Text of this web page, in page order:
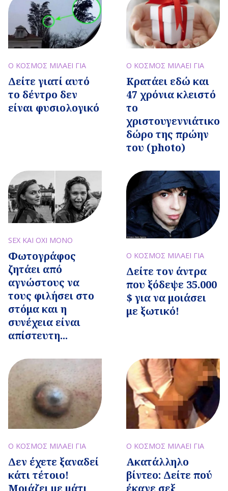
Ο ΚΟΣΜΟΣ ΜΙΛΑΕΙ ΓΙΑ
Δείτε γιατί αυτό
το δέντρο δεν
είναι φυσιολογικό
Ο ΚΟΣΜΟΣ ΜΙΛΑΕΙ ΓΙΑ
Κρατάει εδώ και
47 χρόνια κλειστό
το
χριστουγεννιάτικο
δώρο της πρώην
του (photo)
SEX ΚΑΙ ΟΧΙ ΜΟΝΟ
Φωτογράφος
ζητάει από
αγνώστους να
τους φιλήσει στο
στόμα και η
συνέχεια είναι
απίστευτη...
Ο ΚΟΣΜΟΣ ΜΙΛΑΕΙ ΓΙΑ
Δείτε τον άντρα
που ξόδεψε 35.000
$ για να μοιάσει
με ξωτικό!
Ο ΚΟΣΜΟΣ ΜΙΛΑΕΙ ΓΙΑ
Δεν έχετε ξαναδεί
κάτι τέτοιο!
Ο ΚΟΣΜΟΣ ΜΙΛΑΕΙ ΓΙΑ
Ακατάλληλο
βίντεο: Δείτε πού
έκανε σεξ